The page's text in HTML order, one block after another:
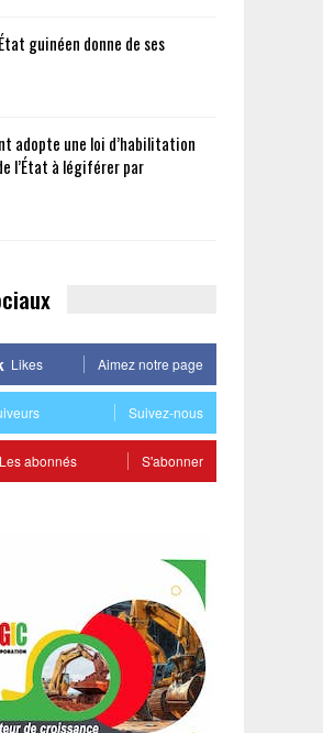
guinéen donne de ses
adopte une loi d’habilitation
l’État à légiférer par
Likes Aimez notre page
Suivez-nous
Les abonnés S'abonner